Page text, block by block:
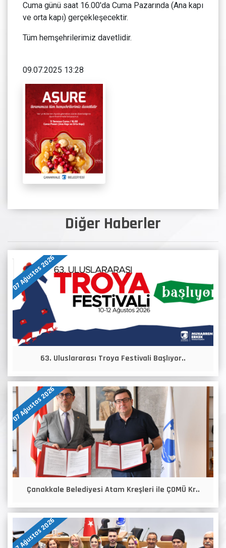
Diğer Haberler
07 Ağustos 2026
63. Uluslararası Troya Festivali Başlıyor..
07 Ağustos 2026
Çanakkale Belediyesi Atam Kreşleri ile ÇOMÜ Kr..
07 Ağustos 2026
Cuma günü saat 16.00'da Cuma Pazarında (Ana kapı
ve orta kapı) gerçekleşecektir.
Tüm hemşehrilerimiz davetlidir.
09.07.2025 13:28